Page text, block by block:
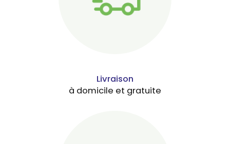
Livraison
à domicile et gratuite